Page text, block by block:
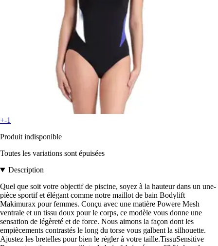
+-1
Produit indisponible
Toutes les variations sont épuisées
Description
Quel que soit votre objectif de piscine, soyez à la hauteur dans un une-
pièce sportif et élégant comme notre maillot de bain Bodylift
Makimurax pour femmes. Conçu avec une matière Powere Mesh
ventrale et un tissu doux pour le corps, ce modèle vous donne une
sensation de légèreté et de force. Nous aimons la façon dont les
empiècements contrastés le long du torse vous galbent la silhouette.
Ajustez les bretelles pour bien le régler à votre taille.TissuSensitive